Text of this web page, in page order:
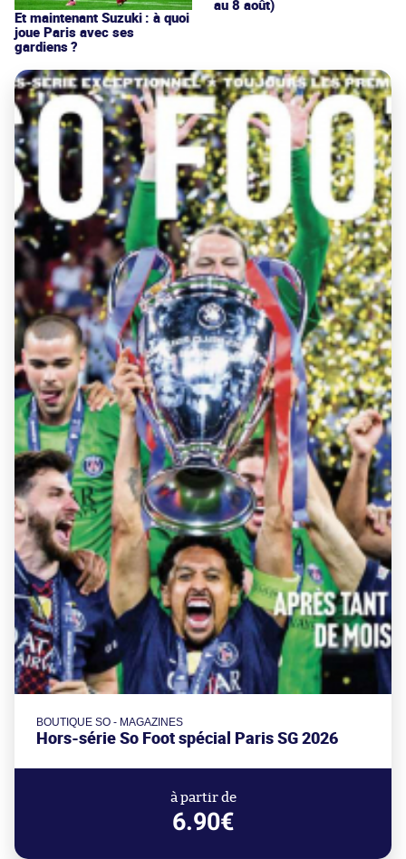
Et maintenant Suzuki : à quoi
joue Paris avec ses
gardiens ?
au 8 août)
BOUTIQUE SO - MAGAZINES
Hors-série So Foot spécial Paris SG 2026
à partir de
6.90€